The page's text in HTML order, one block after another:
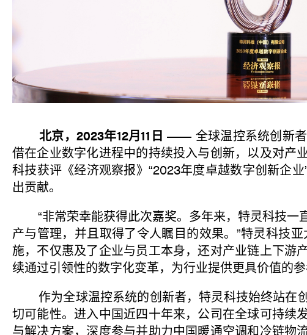
北京，2023年12月11日 —— 全球温控系统创新
借在企业数字化进程中的持续投入与创新，以及对产
科技获评《经济观察报》“2023年度卓越数字创新企
出贡献。
“非常荣幸能获得此次嘉奖。多年来，特灵科技一
产与管理，并且取得了令人瞩目的效果。”特灵科技
施，不仅惠及了企业与员工本身，还对产业链上下游
续通过引领性的数字化变革，为行业提供更具价值的
作为全球温控系统的创新者，特灵科技始终站在
切可能性。进入中国近四十年来，公司在全球可持续